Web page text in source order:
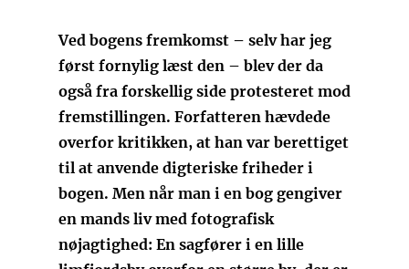
Ved bogens fremkomst – selv har jeg
først fornylig læst den – blev der da
også fra forskellig side protesteret mod
fremstillingen. Forfatteren hævdede
overfor kritikken, at han var berettiget
til at anvende digteriske friheder i
bogen. Men når man i en bog gengiver
en mands liv med fotografisk
nøjagtighed: En sagfører i en lille